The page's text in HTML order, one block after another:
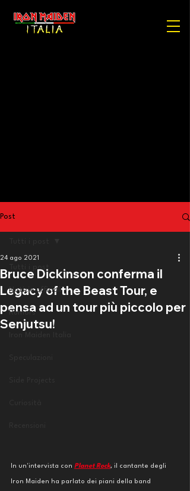
Post
Tutti i post
Notizie ufficiali
Rumors
Bruce Dickinson conferma il
Legacy of the Beast Tour, e
pensa ad un tour più piccolo per
Senjutsu!
24 ago 2021
In un'intervista con Planet Rock, il cantante degli
Iron Maiden ha parlato dei piani della band